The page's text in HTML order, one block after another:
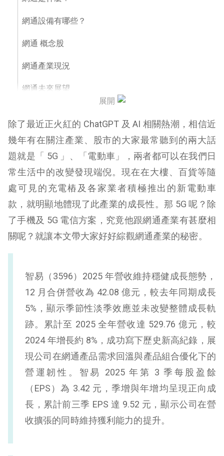
網通設備有哪些？
網通 概念股
網通產業現況
網通未來展望
【延伸閱讀】
展開
除了最近正火紅的 ChatGPT 及 AI 相關熱潮，相信近
幾年有在關注產業、股市的大家最常聽到的兩大話
題就是「 5G 」、「電動車」，兩者都可以在我們日
常生活中的改變發現端倪。現在在大樓、百貨等隨
處可見的充電樁及各家業者積極推出的新電動車
款，就明顯地體現了此產業的成長性。那 5G 呢？除
了手機及 5G 電信方案，究竟他跟網通產業有甚麼相
關呢？就讓本文帶大家好好綜觀網通產業的秘密。
智易（3596）2025 年營收維持穩健成長態勢，
12 月合併營收為 42.08 億元，較去年同期成長
5%，顯示季節性淡季效應並未改變整體成長軌
跡。累計至 2025 全年營收達 529.76 億元，較
2024 年增長約 8%，成功寫下歷史新高紀錄，展
現公司在網通產品需求回溫與產品組合優化下的
營運韌性。智易 2025 年第 3 季每股盈餘
（EPS）為 3.42 元，季增與年增均呈現正向成
長，累計前三季 EPS 達 9.52 元，顯示公司在營
收擴張的同時維持獲利能力的提升。